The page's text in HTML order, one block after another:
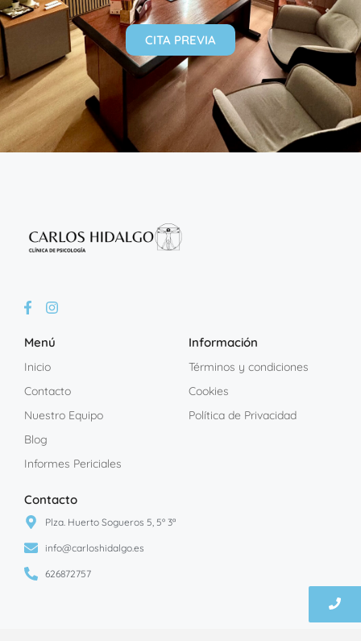
CITA PREVIA
Menú
Inicio
Contacto
Nuestro Equipo
Blog
Informes Periciales
Información
Términos y condiciones
Cookies
Política de Privacidad
Contacto
Plza. Huerto Sogueros 5, 5º 3ª
info@carloshidalgo.es
626872757